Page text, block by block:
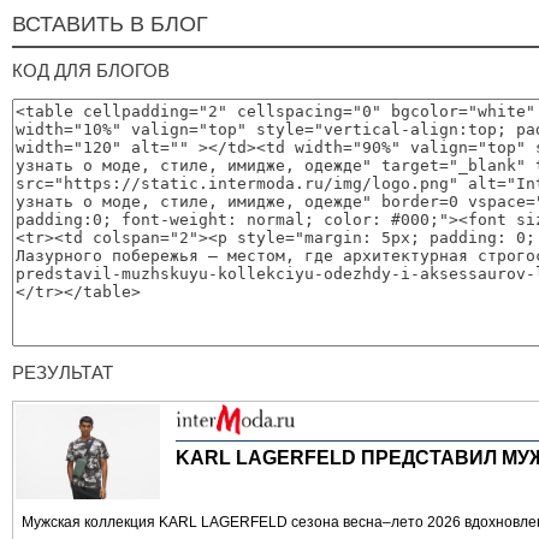
ВСТАВИТЬ В БЛОГ
КОД ДЛЯ БЛОГОВ
РЕЗУЛЬТАТ
KARL LAGERFELD ПРЕДСТАВИЛ
Мужская коллекция KARL LAGERFELD сезона весна–лето 2026